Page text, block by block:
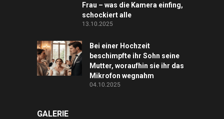
Frau – was die Kamera einfing,
schockiert alle
13.10.2025
Bei einer Hochzeit
beschimpfte ihr Sohn seine
Mutter, woraufhin sie ihr das
Mikrofon wegnahm
04.10.2025
GALERIE